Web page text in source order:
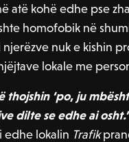
atë kohë edhe pse
homofobik në
nuk e kishin
lokale me
thojshin ‘po, ju
dilte se edhe ai
edhe lokalin Trafik